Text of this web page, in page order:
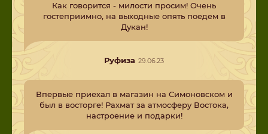
Как говорится - милости просим! Очень
гостеприимно, на выходные опять поедем в
Дукан!
Руфиза 29.06.23
Впервые приехал в магазин на Симоновском и
был в восторге! Рахмат за атмосферу Востока,
настроение и подарки!